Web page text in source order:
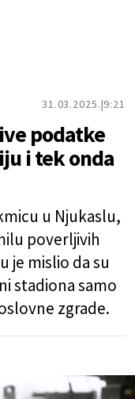
31.03.2025. 9:21
podatke
i tek onda
u Njukaslu,
poverljivih
je mislio da su
stadiona samo
zgrade.